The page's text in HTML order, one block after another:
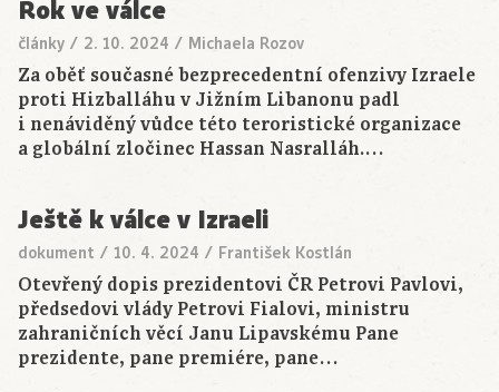
Rok ve válce
články / 2. 10. 2024 / Michaela Rozov
Za oběť současné bezprecedentní ofenzivy Izraele
proti Hizballáhu v Jižním Libanonu padl
i nenáviděný vůdce této teroristické organizace
a globální zločinec Hassan Nasralláh.…
Ještě k válce v Izraeli
dokument / 10. 4. 2024 / František Kostlán
Otevřený dopis prezidentovi ČR Petrovi Pavlovi,
předsedovi vlády Petrovi Fialovi, ministru
zahraničních věcí Janu Lipavskému Pane
prezidente, pane premiére, pane…